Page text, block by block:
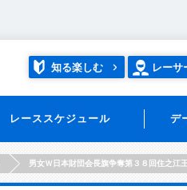
知る楽しむ レーサ
レーススケジュール デ
男女Ｗ日本財団会長旗争奪第３８回住之江